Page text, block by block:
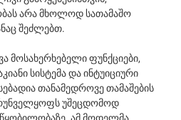
არა მხოლოდ სათამაშო
შეძლებთ.
მოსახერხებელი ფუნქციები,
სისტემა და ინტუიციური
თანამედროვე თამაშების
უშეცდომოდ